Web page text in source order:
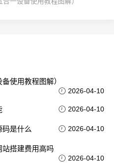
使用教程图解）
2026-04-10
2026-04-10
码是什么 2026-04-10
搭建费用高吗
2026-04-10